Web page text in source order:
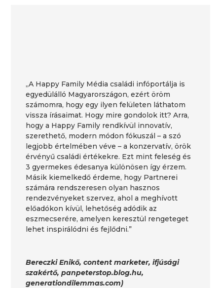
„A Happy Family Média családi infóportálja is
egyedülálló Magyarországon, ezért öröm
számomra, hogy egy ilyen felületen láthatom
vissza írásaimat. Hogy mire gondolok itt? Arra,
hogy a Happy Family rendkívül innovatív,
szerethető, modern módon fókuszál – a szó
legjobb értelmében véve – a konzervatív, örök
érvényű családi értékekre. Ezt mint feleség és
3 gyermekes édesanya különösen így érzem.
Másik kiemelkedő érdeme, hogy Partnerei
számára rendszeresen olyan hasznos
rendezvényeket szervez, ahol a meghívott
előadókon kívül, lehetőség adódik az
eszmecserére, amelyen keresztül rengeteget
lehet inspirálódni és fejlődni.”
Bereczki Enikő, content marketer, ifjúsági
szakértő, panpeterstop.blog.hu,
generationdilemmas.com)